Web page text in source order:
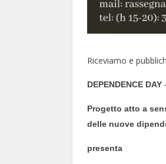
Riceviamo e
DEPENDENCE
Progetto atto a
delle nuove
presenta